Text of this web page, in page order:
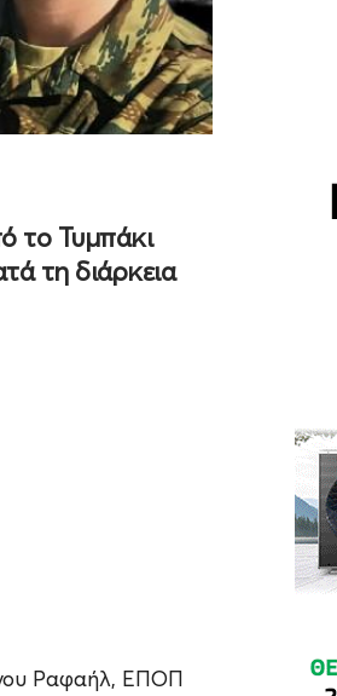
το Τυμπάκι
τη διάρκεια
Ραφαήλ, ΕΠΟΠ